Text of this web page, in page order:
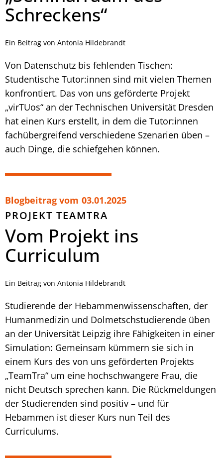
Schreckens“
Ein Beitrag von Antonia Hildebrandt
Von Datenschutz bis fehlenden Tischen:
Studentische Tutor:innen sind mit vielen Themen
konfrontiert. Das von uns geförderte Projekt
„virTUos“ an der Technischen Universität Dresden
hat einen Kurs erstellt, in dem die Tutor:innen
fachübergreifend verschiedene Szenarien üben –
auch Dinge, die schiefgehen können.
Blogbeitrag vom 03.01.2025
PROJEKT TEAMTRA
Vom Projekt ins
Curriculum
Ein Beitrag von Antonia Hildebrandt
Studierende der Hebammenwissenschaften, der
Humanmedizin und Dolmetschstudierende üben
an der Universität Leipzig ihre Fähigkeiten in einer
Simulation: Gemeinsam kümmern sie sich in
einem Kurs des von uns geförderten Projekts
„TeamTra“ um eine hochschwangere Frau, die
nicht Deutsch sprechen kann. Die Rückmeldungen
der Studierenden sind positiv – und für
Hebammen ist dieser Kurs nun Teil des
Curriculums.